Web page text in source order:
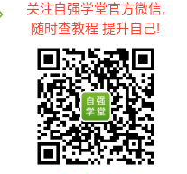
关注自强学堂官方微信,
随时查教程 提升自己!